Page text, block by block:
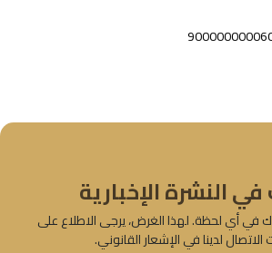
النشرة الإخبارية
في أي لحظة. لهذا الغرض، يرجى الاطلاع على
لدينا في الإشعار القانوني.